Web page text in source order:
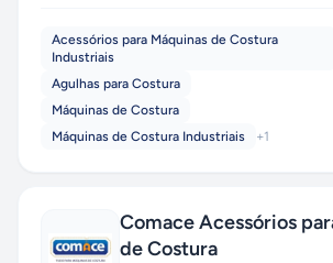
Acessórios para Máquinas de Costura
Industriais
Agulhas para Costura
Máquinas de Costura
Máquinas de Costura Industriais
+1
Comace Acessórios
de Costura